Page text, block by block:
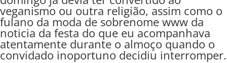
veganismo ou outra religião, assim como o
fulano da moda de sobrenome www da
noticia da festa do que eu acompanhava
atentamente durante o almoço quando o
convidado inoportuno decidiu interromper.